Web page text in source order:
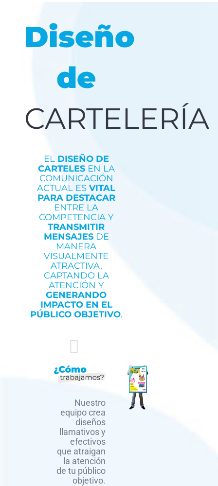
Diseño
de
CARTELERÍA
EL DISEÑO DE
CARTELESEN LA
COMUNICACIÓN
ACTUAL ESVITAL
PARA DESTACAR
ENTRE LA
COMPETENCIA Y
TRANSMITIR
MENSAJESDE
MANERA
VISUALMENTE
ATRACTIVA,
CAPTANDO LA
ATENCIÓN Y
GENERANDO
IMPACTO EN EL
PÚBLICO OBJETIVO.
Nuestro
equipo crea
diseños
llamativos y
efectivos
que atraigan
la atención
de tu público
objetivo.